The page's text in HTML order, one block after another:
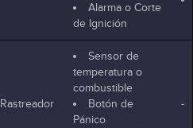
Alarma o Corte
de Ignición
Rastreador
Sensor de
temperatura o
combustible
Botón de
Pánico
-